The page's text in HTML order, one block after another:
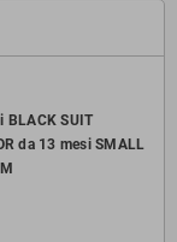
BLACK SUIT
da 13 mesi SMALL